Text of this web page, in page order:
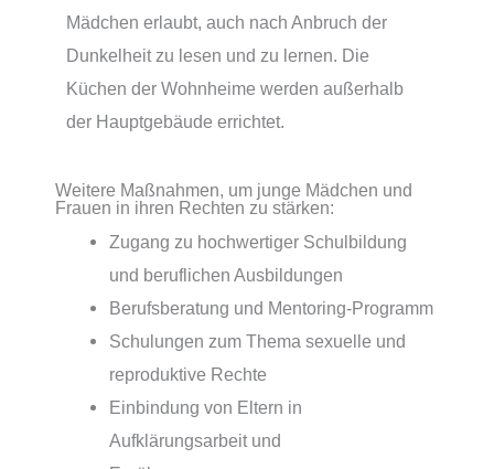
Mädchen erlaubt, auch nach Anbruch der
Dunkelheit zu lesen und zu lernen. Die
Küchen der Wohnheime werden außerhalb
der Hauptgebäude errichtet.
Weitere Maßnahmen, um junge Mädchen und
Frauen in ihren Rechten zu stärken:
Zugang zu hochwertiger Schulbildung
und beruflichen Ausbildungen
Berufsberatung und Mentoring-Programm
Schulungen zum Thema sexuelle und
reproduktive Rechte
Einbindung von Eltern in
Aufklärungsarbeit und